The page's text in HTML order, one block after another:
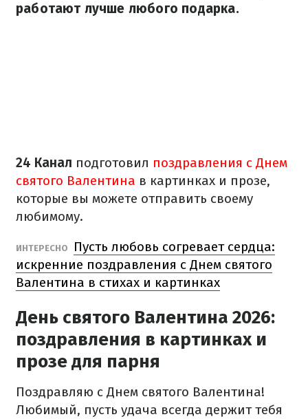
работают лучше любого подарка.
24 Канал подготовил поздравления с Днем
святого Валентина в картинках и прозе,
которые вы можете отправить своему
любимому.
ИНТЕРЕСНО
Пусть любовь согревает сердца:
искренние поздравления с Днем святого
Валентина в стихах и картинках
День святого Валентина 2026:
поздравления в картинках и
прозе для парня
Поздравляю с Днем святого Валентина!
Любимый, пусть удача всегда держит тебя